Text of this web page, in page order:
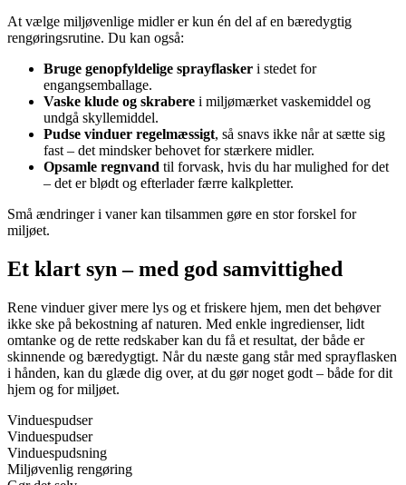
At vælge miljøvenlige midler er kun én del af en bæredygtig
rengøringsrutine. Du kan også:
Bruge genopfyldelige sprayflasker i stedet for
engangsemballage.
Vaske klude og skrabere i miljømærket vaskemiddel og
undgå skyllemiddel.
Pudse vinduer regelmæssigt, så snavs ikke når at sætte sig
fast – det mindsker behovet for stærkere midler.
Opsamle regnvand til forvask, hvis du har mulighed for det
– det er blødt og efterlader færre kalkpletter.
Små ændringer i vaner kan tilsammen gøre en stor forskel for
miljøet.
Et klart syn – med god samvittighed
Rene vinduer giver mere lys og et friskere hjem, men det behøver
ikke ske på bekostning af naturen. Med enkle ingredienser, lidt
omtanke og de rette redskaber kan du få et resultat, der både er
skinnende og bæredygtigt. Når du næste gang står med sprayflasken
i hånden, kan du glæde dig over, at du gør noget godt – både for dit
hjem og for miljøet.
Vinduespudser
Vinduespudser
Vinduespudsning
Miljøvenlig rengøring